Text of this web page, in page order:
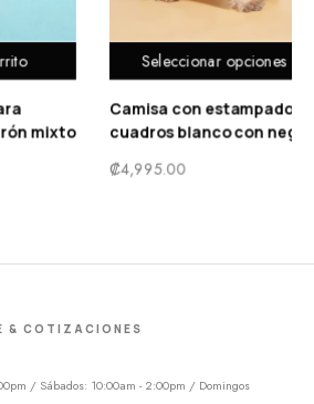
de
con negro
Añadir al carrito
Set de 5 Collares con
estampado floral y
& COTIZACIONES
/ Sábados: 10:00am - 2:00pm / Domingos